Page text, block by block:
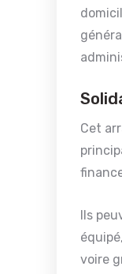
Cet
Ils
voire